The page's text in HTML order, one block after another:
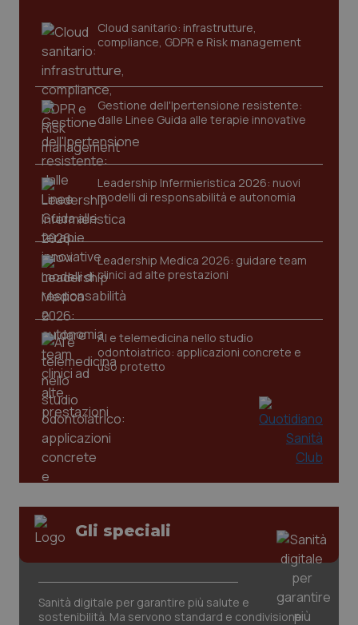
Cloud sanitario: infrastrutture,
compliance, GDPR e Risk management
Gestione dell'Ipertensione resistente:
dalle Linee Guida alle terapie innovative
Leadership Infermieristica 2026: nuovi
modelli di responsabilità e autonomia
Leadership Medica 2026: guidare team
clinici ad alte prestazioni
AI e telemedicina nello studio
odontoiatrico: applicazioni concrete e
uso protetto
Gli speciali
Sanità digitale per garantire più salute e
sostenibilità. Ma servono standard e condivisione
CookieScriptConsent
tracking-sites-ironfish-
tracking-enable
www.quotidianosanita.it
tracking-sites-ironfish-
session-id
www.quotidianosanita.it
_ga
.quotidianosanita.it